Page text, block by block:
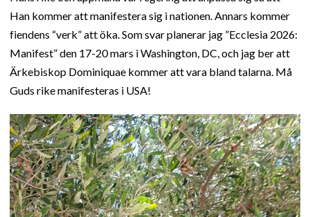
Han kommer att manifestera sig i nationen. Annars kommer
fiendens “verk” att öka. Som svar planerar jag ”Ecclesia 2026:
Manifest” den 17-20 mars i Washington, DC, och jag ber att
Ärkebiskop Dominiquae kommer att vara bland talarna. Må
Guds rike manifesteras i USA!